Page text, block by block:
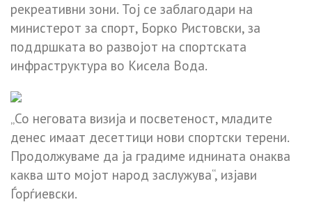
рекреативни зони. Тој се заблагодари на
министерот за спорт, Борко Ристовски, за
поддршката во развојот на спортската
инфраструктура во Кисела Вода.
„Со неговата визија и посветеност, младите
денес имаат десеттици нови спортски терени.
Продолжуваме да ја градиме иднината онаква
каква што мојот народ заслужува“, изјави
Ѓорѓиевски.